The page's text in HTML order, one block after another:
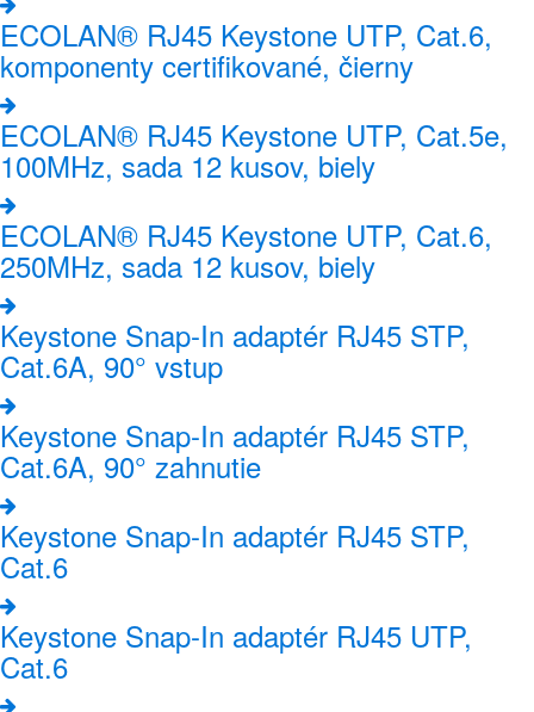
ECOLAN® RJ45 Keystone UTP, Cat.6,
komponenty certifikované, čierny
ECOLAN® RJ45 Keystone UTP, Cat.5e,
100MHz, sada 12 kusov, biely
ECOLAN® RJ45 Keystone UTP, Cat.6,
250MHz, sada 12 kusov, biely
Keystone Snap-In adaptér RJ45 STP,
Cat.6A, 90° vstup
Keystone Snap-In adaptér RJ45 STP,
Cat.6A, 90° zahnutie
Keystone Snap-In adaptér RJ45 STP,
Cat.6
Keystone Snap-In adaptér RJ45 UTP,
Cat.6